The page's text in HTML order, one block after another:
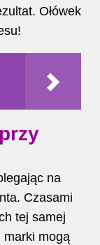
Ołówek
na
Czasami
tej samej
marki mogą